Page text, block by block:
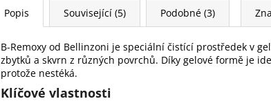
Popis Související (5) Podobné (3)
B-Remoxy od Bellinzoni je speciální čistící prostředek v
zbytků a skvrn z různých povrchů. Díky gelové formě je
protože nestéká.
Klíčové vlastnosti